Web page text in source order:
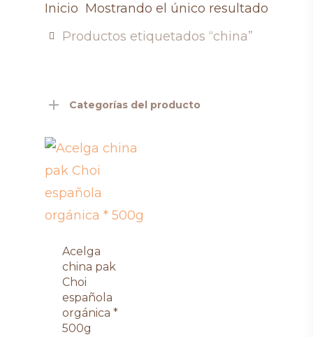
Mostrando el único resultado
Inicio
Productos etiquetados “china”
Categorías del producto
Acelga
china pak
Choi
española
orgánica *
500g